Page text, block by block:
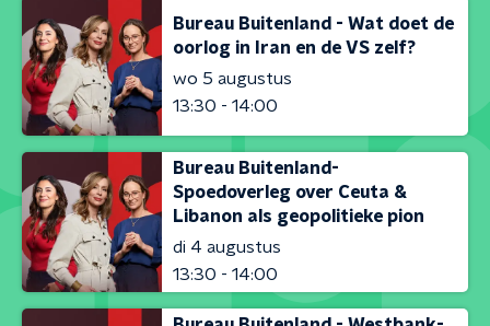
Bureau Buitenland - Wat doet de
oorlog in Iran en de VS zelf?
wo 5 augustus
13:30 - 14:00
Bureau Buitenland-
Spoedoverleg over Ceuta &
Libanon als geopolitieke pion
di 4 augustus
13:30 - 14:00